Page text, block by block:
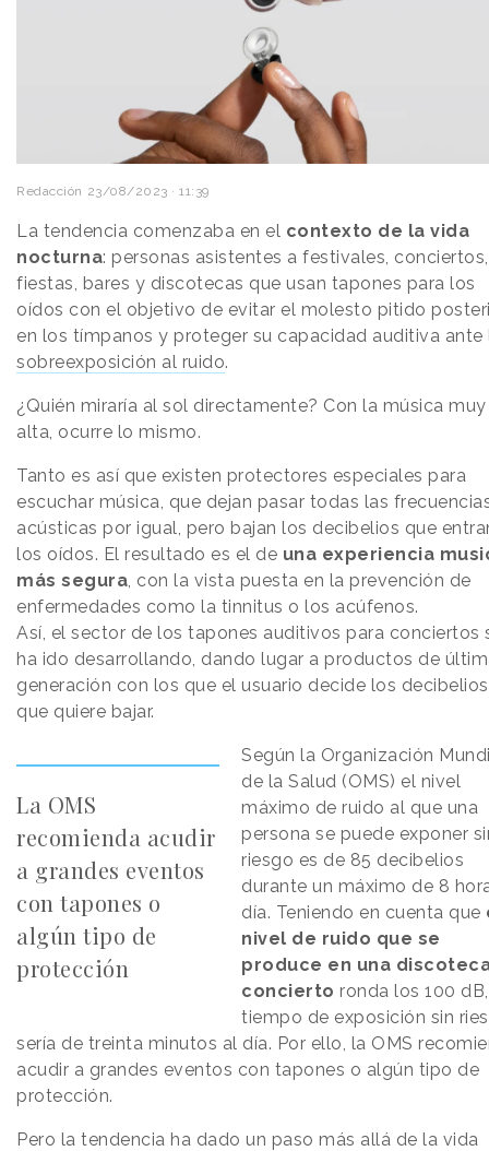
Redacción 23/08/2023 · 11:39
La tendencia comenzaba en el contexto de la vida
nocturna: personas asistentes a festivales, conciertos,
fiestas, bares y discotecas que usan tapones para los
oídos con el objetivo de evitar el molesto pitido
en los tímpanos y proteger su capacidad auditiva ante
sobreexposición al ruido.
¿Quién miraría al sol directamente? Con la música muy
alta, ocurre lo mismo.
Tanto es así que existen protectores especiales para
escuchar música, que dejan pasar todas las
acústicas por igual, pero bajan los decibelios que
los oídos. El resultado es el de una experiencia
más segura, con la vista puesta en la prevención de
enfermedades como la tinnitus o los acúfenos.
Así, el sector de los tapones auditivos para conciertos
ha ido desarrollando, dando lugar a productos de
generación con los que el usuario decide los decibelios
que quiere bajar.
La OMS
recomienda acudir
a grandes eventos
con tapones o
algún tipo de
protección
Según la Organización
de la Salud (OMS) el nivel
máximo de ruido al que una
persona se puede exponer
riesgo es de 85 decibelios
durante un máximo de 8
día. Teniendo en cuenta que
nivel de ruido que se
produce en una
concierto ronda los 100
tiempo de exposición sin
sería de treinta minutos al día. Por ello, la OMS
acudir a grandes eventos con tapones o algún tipo de
protección.
Pero la tendencia ha dado un paso más allá de la vida